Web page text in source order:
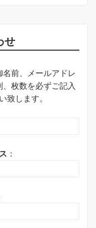
せ
前、メールアドレ
枚数を必ずご記入
致します。
：